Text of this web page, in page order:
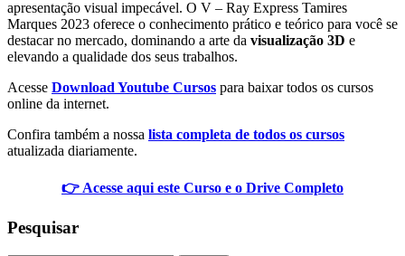
apresentação visual impecável. O V – Ray Express Tamires
Marques 2023 oferece o conhecimento prático e teórico para você se
destacar no mercado, dominando a arte da visualização 3D e
elevando a qualidade dos seus trabalhos.
Acesse Download Youtube Cursos para baixar todos os cursos
online da internet.
Confira também a nossa lista completa de todos os cursos
atualizada diariamente.
👉 Acesse aqui este Curso e o Drive Completo
Pesquisar